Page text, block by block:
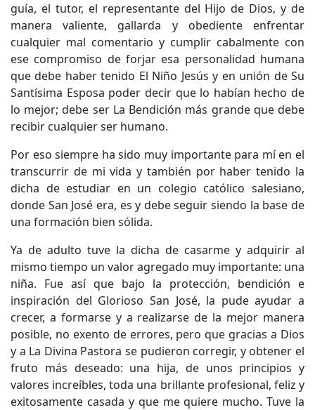
guía, el tutor, el representante del Hijo de Dios, y de
manera valiente, gallarda y obediente enfrentar
cualquier mal comentario y cumplir cabalmente con
ese compromiso de forjar esa personalidad humana
que debe haber tenido El Niño Jesús y en unión de Su
Santísima Esposa poder decir que lo habían hecho de
lo mejor; debe ser La Bendición más grande que debe
recibir cualquier ser humano.
Por eso siempre ha sido muy importante para mí en el
transcurrir de mi vida y también por haber tenido la
dicha de estudiar en un colegio católico salesiano,
donde San José era, es y debe seguir siendo la base de
una formación bien sólida.
Ya de adulto tuve la dicha de casarme y adquirir al
mismo tiempo un valor agregado muy importante: una
niña. Fue así que bajo la protección, bendición e
inspiración del Glorioso San José, la pude ayudar a
crecer, a formarse y a realizarse de la mejor manera
posible, no exento de errores, pero que gracias a Dios
y a La Divina Pastora se pudieron corregir, y obtener el
fruto más deseado: una hija, de unos principios y
valores increíbles, toda una brillante profesional, feliz y
exitosamente casada y que me quiere mucho. Tuve la